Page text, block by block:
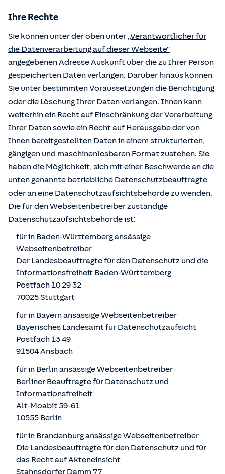
Ihre Rechte
Sie können unter der oben unter „Verantwortlicher für
die Datenverarbeitung auf dieser Webseite“
angegebenen Adresse Auskunft über die zu Ihrer Person
gespeicherten Daten verlangen. Darüber hinaus können
Sie unter bestimmten Voraussetzungen die Berichtigung
oder die Löschung Ihrer Daten verlangen. Ihnen kann
weiterhin ein Recht auf Einschränkung der Verarbeitung
Ihrer Daten sowie ein Recht auf Herausgabe der von
Ihnen bereitgestellten Daten in einem strukturierten,
gängigen und maschinenlesbaren Format zustehen. Sie
haben die Möglichkeit, sich mit einer Beschwerde an die
unten genannte betriebliche Datenschutzbeauftragte
oder an eine Datenschutzaufsichtsbehörde zu wenden.
Die für den Webseitenbetreiber zuständige
Datenschutzaufsichtsbehörde ist:
für in Baden-Württemberg ansässige
Webseitenbetreiber
Der Landesbeauftragte für den Datenschutz und die
Informationsfreiheit Baden-Württemberg
Postfach 10 29 32
70025 Stuttgart
für in Bayern ansässige Webseitenbetreiber
Bayerisches Landesamt für Datenschutzaufsicht
Postfach 13 49
91504 Ansbach
für in Berlin ansässige Webseitenbetreiber
Berliner Beauftragte für Datenschutz und
Informationsfreiheit
Alt-Moabit 59-61
10555 Berlin
für in Brandenburg ansässige Webseitenbetreiber
Die Landesbeauftragte für den Datenschutz und für
das Recht auf Akteneinsicht
Stahnsdorfer Damm 77